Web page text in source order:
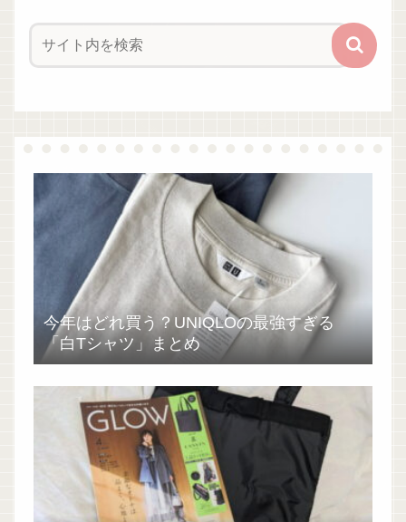
今年はどれ買う？UNIQLOの最強すぎる
「白Tシャツ」まとめ